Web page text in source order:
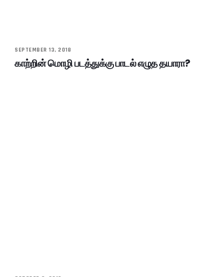
SEPTEMBER 13, 2018
காற்றின் மொழி படத்துக்கு பாடல் எழுத தயாரா?